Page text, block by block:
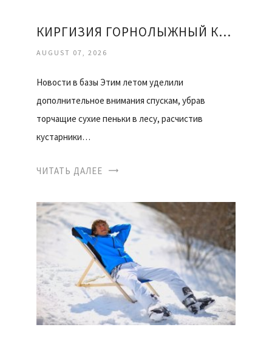
КИРГИЗИЯ ГОРНОЛЫЖНЫЙ КУРОРТ КАРАКОЛ ОТЗЫВЫ
AUGUST 07, 2026
Новости в базы Этим летом уделили
дополнительное внимания спускам, убрав
торчащие сухие пеньки в лесу, расчистив
кустарники…
ЧИТАТЬ ДАЛЕЕ